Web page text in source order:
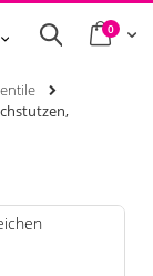
0
Search